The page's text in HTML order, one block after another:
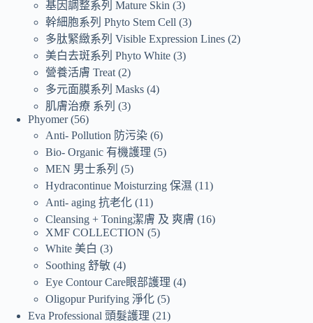
基因調整系列 Mature Skin 3
幹細胞系列 Phyto Stem Cell 3
多肽緊緻系列 Visible Expression Lines 2
美白去斑系列 Phyto White 3
營養活膚 Treat 2
多元面膜系列 Masks 4
肌膚治療 系列
3
Phyomer 56
Anti- Pollution 防污染 6
Bio- Organic 有機護理
5
MEN 男士系列
5
Hydracontinue Moisturzing 保濕
11
Anti- aging 抗老化 11
Cleansing + Toning潔膚 及 爽膚
16
XMF COLLECTION
5
White 美白
3
Soothing 舒敏 4
Eye Contour Care眼部護理 4
Oligopur Purifying 淨化 5
Eva Professional 頭髮護理
21